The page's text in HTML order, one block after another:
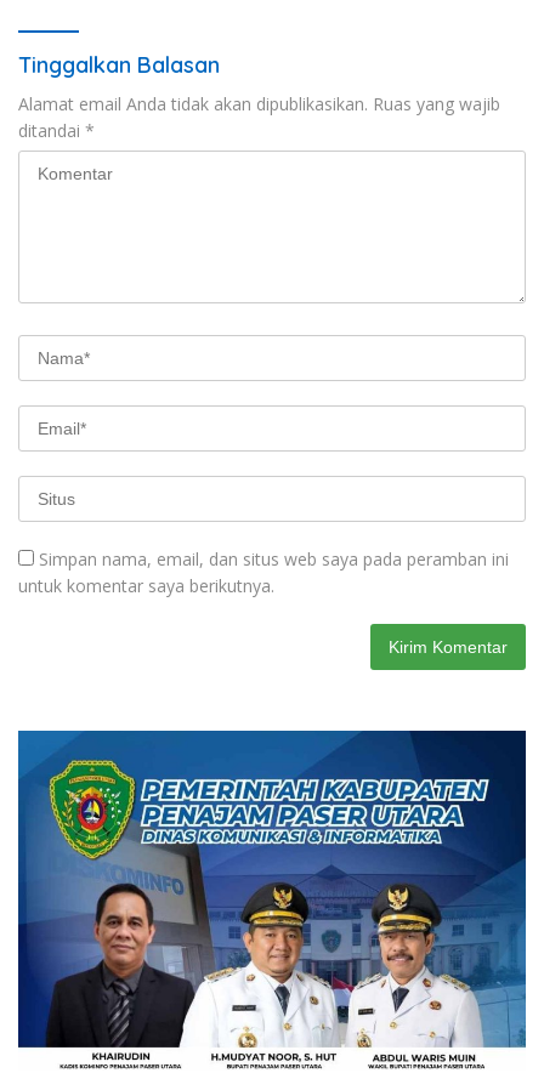
Tinggalkan Balasan
Alamat email Anda tidak akan dipublikasikan. Ruas yang wajib
ditandai *
Simpan nama, email, dan situs web saya pada peramban ini
untuk komentar saya berikutnya.